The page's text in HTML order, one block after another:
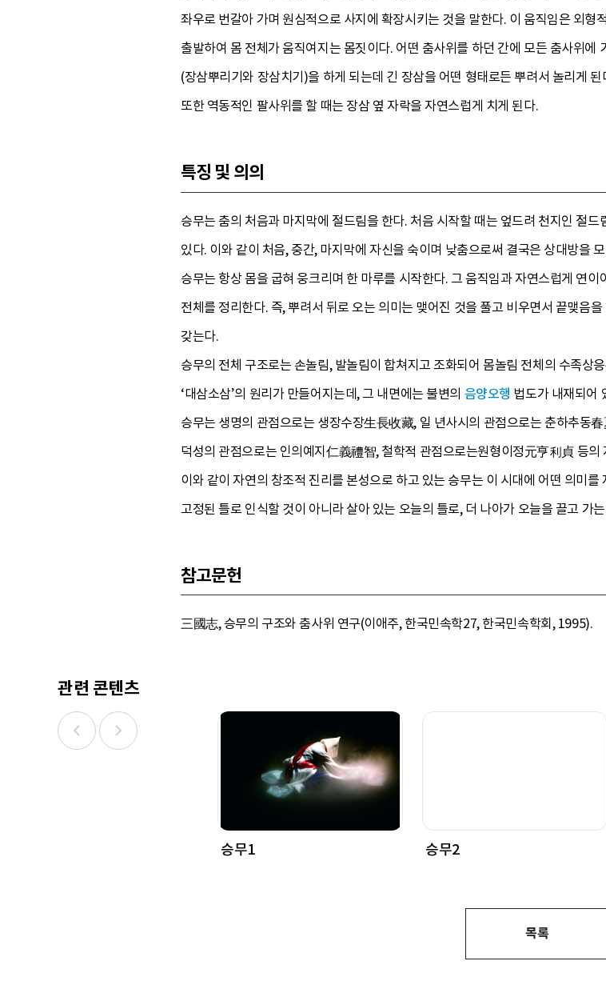
좌우로 번갈아 가며 원심적으로 사지에 확장시키는 것을 말한다. 이 움직임은 외
출발하여 몸 전체가 움직여지는 몸짓이다. 어떤 춤사위를 하던 간에 모든 춤사위
(장삼뿌리기와 장삼치기)을 하게 되는데 긴 장삼을 어떤 형태로든 뿌려서 놀리게
또한 역동적인 팔사위를 할 때는 장삼 옆 자락을 자연스럽게 치게 된다.
특징 및 의의
승무는 춤의 처음과 마지막에 절드림을 한다. 처음 시작할 때는 엎드려 천지인 절
있다. 이와 같이 처음, 중간, 마지막에 자신을 숙이며 낮춤으로써 결국은 상대방을
승무는 항상 몸을 굽혀 웅크리며 한 마루를 시작한다. 그 움직임과 자연스럽게 연
전체를 정리한다. 즉, 뿌려서 뒤로 오는 의미는 맺어진 것을 풀고 비우면서 끝맺음
갖는다.
승무의 전체 구조로는 손놀림, 발놀림이 합쳐지고 조화되어 몸놀림 전체의 수족상
‘대삼소삼’의 원리가 만들어지는데, 그 내면에는 불변의 음양오행 법도가 내재되어
승무는 생명의 관점으로는 생장수장生長收藏, 일 년사시의 관점으로는 춘하추동
덕성의 관점으로는 인의예지仁義禮智, 철학적 관점으로는원형이정元亨利貞 등
이와 같이 자연의 창조적 진리를 본성으로 하고 있는 승무는 이 시대에 어떤 의미
고정된 틀로 인식할 것이 아니라 살아 있는 오늘의 틀로, 더 나아가 오늘을 끌고 가
참고문헌
三國志, 승무의 구조와 춤사위 연구(이애주, 한국민속학27, 한국민속학회, 1995).
관련 콘텐츠
승무1 승무2
목록